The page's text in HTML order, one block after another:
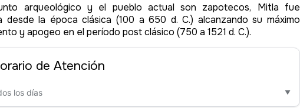
arqueológico y el pueblo actual son zapotecos, Mitla fue
desde la época clásica (100 a 650 d. C.) alcanzando su máximo
y apogeo en el período post clásico (750 a 1521 d. C.).
de Atención
los días ▼